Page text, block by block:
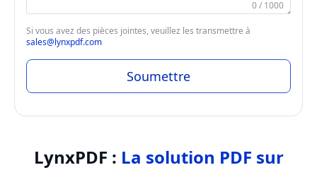
0 / 1000
Si vous avez des pièces jointes, veuillez les transmettre à
sales@lynxpdf.com
Soumettre
LynxPDF : La solution PDF sur